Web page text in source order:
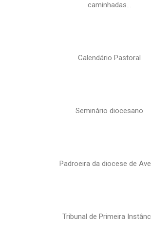
caminhadas…
Calendário Pastoral
Seminário diocesano
Padroeira da diocese de
Tribunal de Primeira